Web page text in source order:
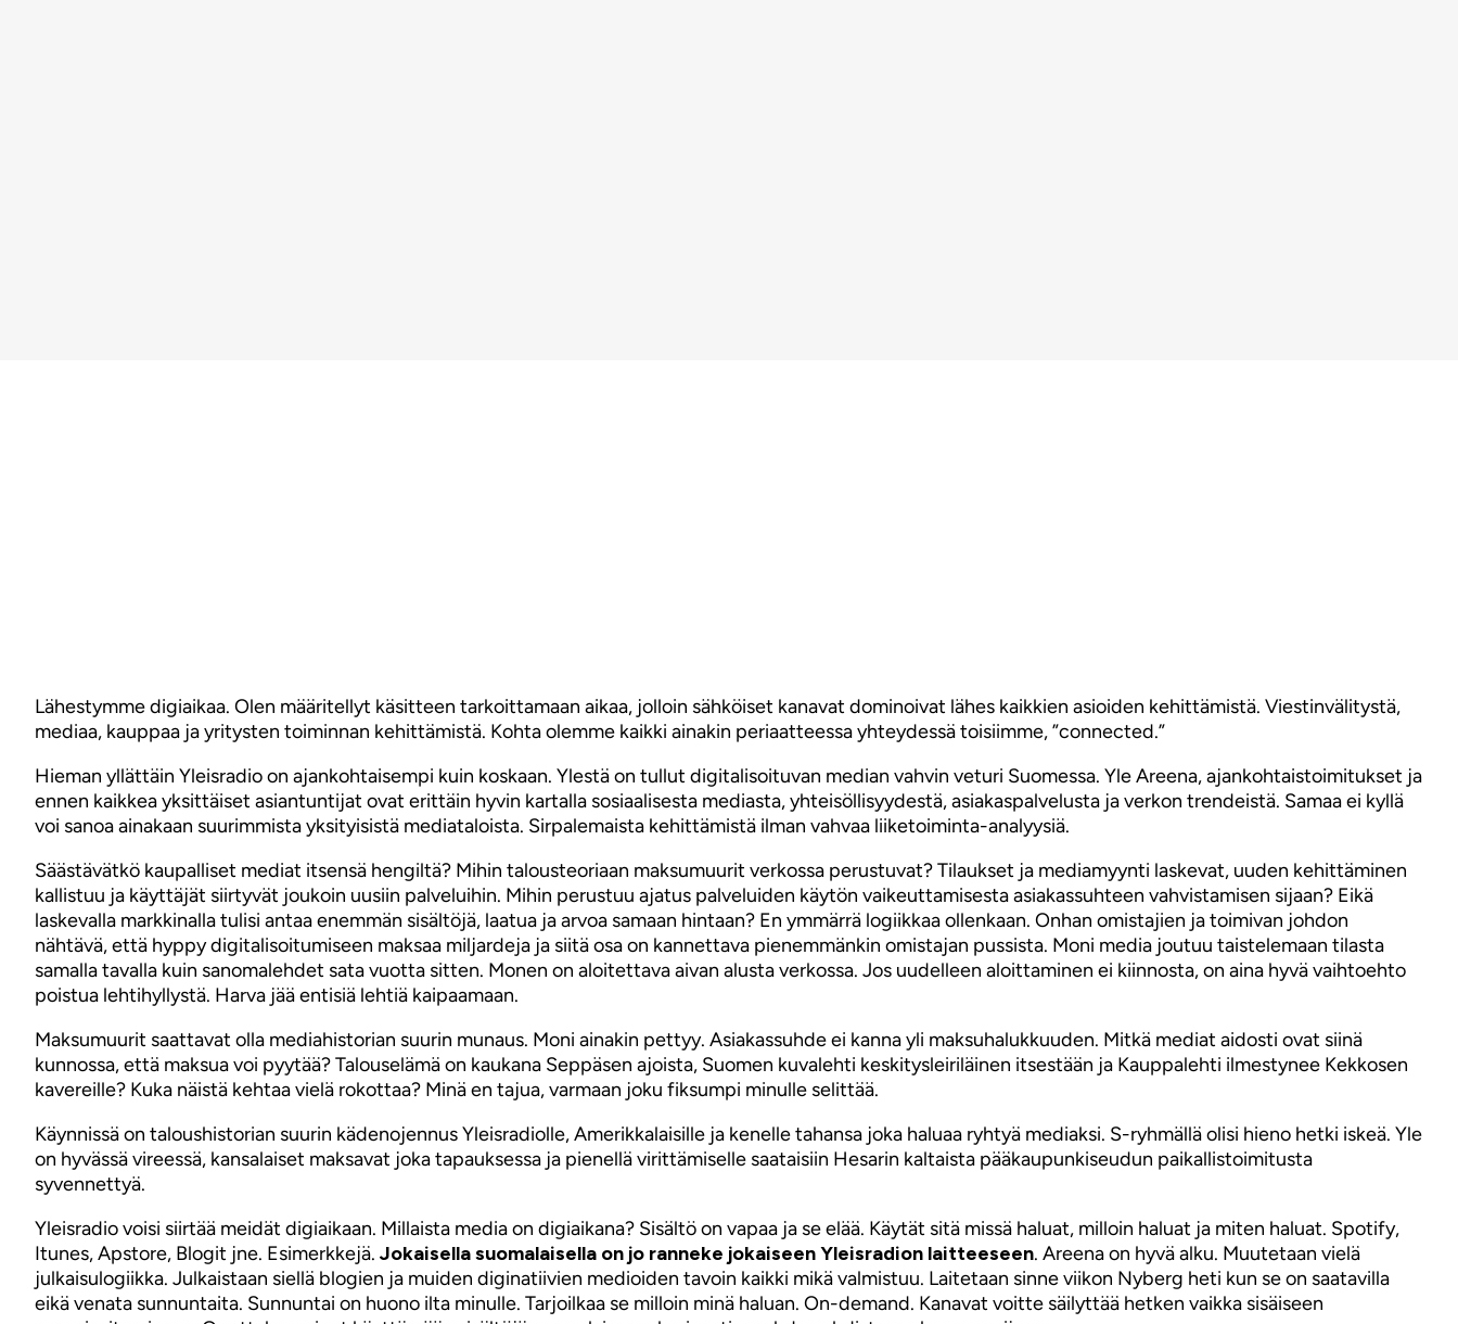
Lähestymme digiaikaa. Olen määritellyt käsitteen tarkoittamaan aikaa, jolloin sähköiset kanavat dominoivat lähes kaikkien asioiden kehittämistä. Viestinvälitystä,
mediaa, kauppaa ja yritysten toiminnan kehittämistä. Kohta olemme kaikki ainakin periaatteessa yhteydessä toisiimme, ”connected.”
Hieman yllättäin Yleisradio on ajankohtaisempi kuin koskaan. Ylestä on tullut digitalisoituvan median vahvin veturi Suomessa. Yle Areena, ajankohtaistoimitukset ja
ennen kaikkea yksittäiset asiantuntijat ovat erittäin hyvin kartalla sosiaalisesta mediasta, yhteisöllisyydestä, asiakaspalvelusta ja verkon trendeistä. Samaa ei kyllä
voi sanoa ainakaan suurimmista yksityisistä mediataloista. Sirpalemaista kehittämistä ilman vahvaa liiketoiminta-analyysiä.
Säästävätkö kaupalliset mediat itsensä hengiltä? Mihin talousteoriaan maksumuurit verkossa perustuvat? Tilaukset ja mediamyynti laskevat, uuden kehittäminen
kallistuu ja käyttäjät siirtyvät joukoin uusiin palveluihin. Mihin perustuu ajatus palveluiden käytön vaikeuttamisesta asiakassuhteen vahvistamisen sijaan? Eikä
laskevalla markkinalla tulisi antaa enemmän sisältöjä, laatua ja arvoa samaan hintaan? En ymmärrä logiikkaa ollenkaan. Onhan omistajien ja toimivan johdon
nähtävä, että hyppy digitalisoitumiseen maksaa miljardeja ja siitä osa on kannettava pienemmänkin omistajan pussista. Moni media joutuu taistelemaan tilasta
samalla tavalla kuin sanomalehdet sata vuotta sitten. Monen on aloitettava aivan alusta verkossa. Jos uudelleen aloittaminen ei kiinnosta, on aina hyvä vaihtoehto
poistua lehtihyllystä. Harva jää entisiä lehtiä kaipaamaan.
Maksumuurit saattavat olla mediahistorian suurin munaus. Moni ainakin pettyy. Asiakassuhde ei kanna yli maksuhalukkuuden. Mitkä mediat aidosti ovat siinä
kunnossa, että maksua voi pyytää? Talouselämä on kaukana Seppäsen ajoista, Suomen kuvalehti keskitysleiriläinen itsestään ja Kauppalehti ilmestynee Kekkosen
kavereille? Kuka näistä kehtaa vielä rokottaa? Minä en tajua, varmaan joku fiksumpi minulle selittää.
Käynnissä on taloushistorian suurin kädenojennus Yleisradiolle, Amerikkalaisille ja kenelle tahansa joka haluaa ryhtyä mediaksi. S-ryhmällä olisi hieno hetki iskeä. Yle
on hyvässä vireessä, kansalaiset maksavat joka tapauksessa ja pienellä virittämiselle saataisiin Hesarin kaltaista pääkaupunkiseudun paikallistoimitusta
syvennettyä.
Yleisradio voisi siirtää meidät digiaikaan. Millaista media on digiaikana? Sisältö on vapaa ja se elää. Käytät sitä missä haluat, milloin haluat ja miten haluat. Spotify,
Itunes, Apstore, Blogit jne. Esimerkkejä. Jokaisella suomalaisella on jo ranneke jokaiseen Yleisradion laitteeseen. Areena on hyvä alku. Muutetaan vielä
julkaisulogiikka. Julkaistaan siellä blogien ja muiden diginatiivien medioiden tavoin kaikki mikä valmistuu. Laitetaan sinne viikon Nyberg heti kun se on saatavilla
eikä venata sunnuntaita. Sunnuntai on huono ilta minulle. Tarjoilkaa se milloin minä haluan. On-demand. Kanavat voitte säilyttää hetken vaikka sisäiseen